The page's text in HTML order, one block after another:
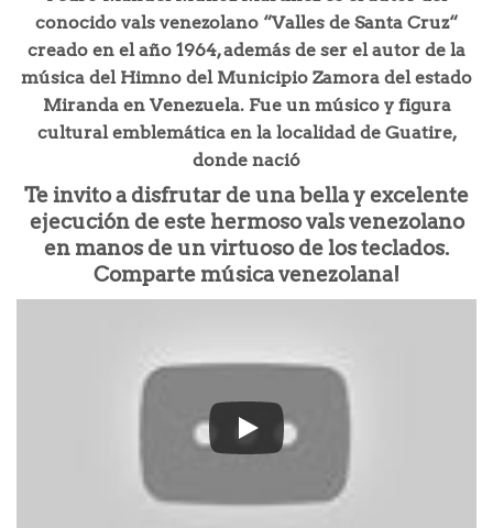
conocido vals venezolano “Valles de Santa Cruz“
creado en el año 1964, además de ser el autor de la
música del Himno del Municipio Zamora del estado
Miranda en Venezuela. Fue un músico y figura
cultural emblemática en la localidad de Guatire,
donde nació
Te invito a disfrutar de una bella y excelente
ejecución de este hermoso vals venezolano
en manos de un virtuoso de los teclados.
Comparte música venezolana!